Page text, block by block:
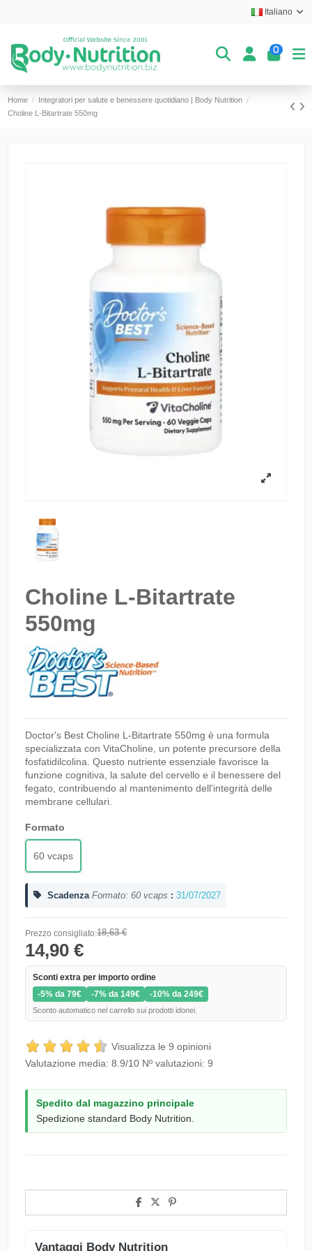
Italiano
0
Home
Integratori per salute e benessere quotidiano | Body Nutrition
Choline L-Bitartrate 550mg
Choline L-Bitartrate
550mg
Doctor's Best Choline L-Bitartrate 550mg è una formula
specializzata con VitaCholine, un potente precursore della
fosfatidilcolina. Questo nutriente essenziale favorisce la
funzione cognitiva, la salute del cervello e il benessere del
fegato, contribuendo al mantenimento dell'integrità delle
membrane cellulari.
Formato
60 vcaps
Scadenza Formato: 60 vcaps : 31/07/2027
Prezzo consigliato:18,63 €
14,90 €
Sconti extra per importo ordine
-5% da 79€
-7% da 149€ -10% da 249€
Sconto automatico nel carrello sui prodotti idonei.
Visualizza le 9 opinioni
Valutazione media: 8.9/10 Nº valutazioni: 9
Spedito dal magazzino principale
Spedizione standard Body Nutrition.
Vantaggi Body Nutrition